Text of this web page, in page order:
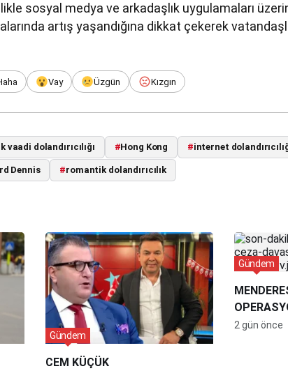
sosyal medya ve arkadaşlık uygulamaları
artış yaşandığına dikkat çekerek
Vay Üzgün Kızgın
vaadi dolandırıcılığı #Hong Kong #internet
Dennis #romantik dolandırıcılık
CEM KÜÇÜK
Gündem
BAŞKANI
Gündem
2 gün önce